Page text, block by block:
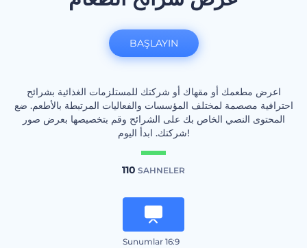
اعرض مطعمك أو مقهاك أو شركتك للمستلزمات الغذائية بشرائح
احترافية مصصمة لمختلف المؤسسات والفعاليات المرتبطة بالأطعم. ضع
المحتوى النصي الخاص بك على الشرائح وقم بتخصيصها بعرض صور
شركتك. ابدأ اليوم!
110 SAHNELER
Sunumlar 16:9
BAŞLAYIN